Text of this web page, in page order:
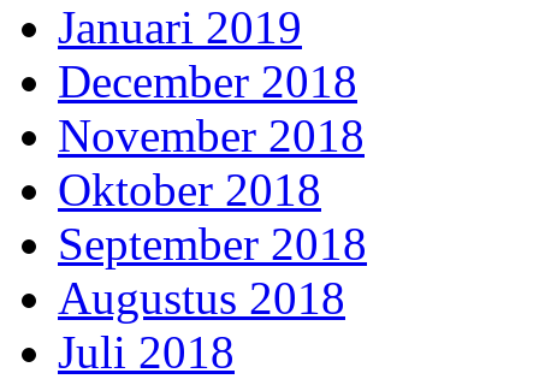
Januari 2019
December 2018
November 2018
Oktober 2018
September 2018
Augustus 2018
Juli 2018